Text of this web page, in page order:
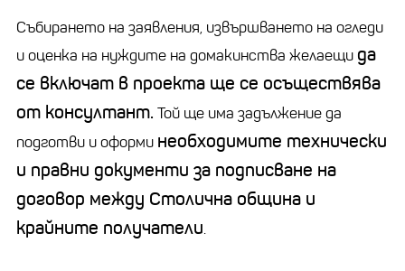
Събирането на заявления, извършването на огледи
и оценка на нуждите на домакинства желаещи да
се включат в проекта ще се осъществява
от консултант. Той ще има задължение да
подготви и оформи необходимите технически
и правни документи за подписване на
договор между Столична община и
крайните получатели.